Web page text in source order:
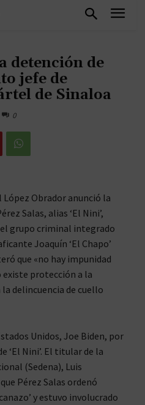
detención de
jefe de
de Sinaloa
0
López Obrador anunció la
Salas, alias ‘El Nini’,
grupo criminal integrado
Joaquín ‘El Chapo’
que «no hay impunidad
existe protección a la
delincuencia de cuello
Unidos, Joe Biden, por
‘El Nini’. El titular de la
(Sedena), Luis
Pérez Salas ordenó
y estuvo involucrado